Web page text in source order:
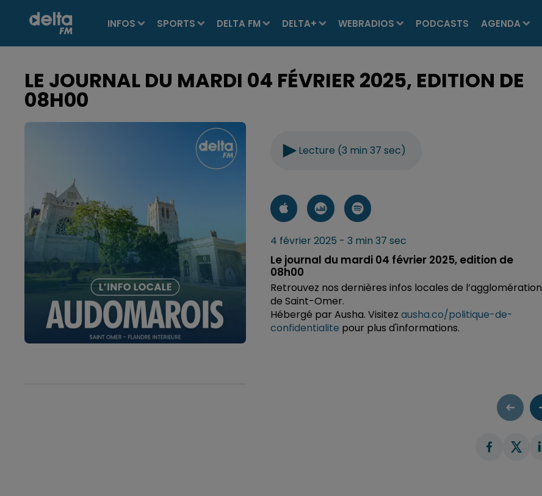
INFOS SPORTS DELTA FM DELTA+ WEBRADIOS PODCASTS AGENDA
LE JOURNAL DU MARDI 04 FÉVRIER 2025, EDITION DE
08H00
Lecture (3 min 37 sec)
4 février 2025 - 3 min 37 sec
Le journal du mardi 04 février 2025, edition de
08h00
Retrouvez nos dernières infos locales de l’agglomération
de Saint-Omer.
Hébergé par Ausha. Visitez ausha.co/politique-de-
confidentialite pour plus d'informations.